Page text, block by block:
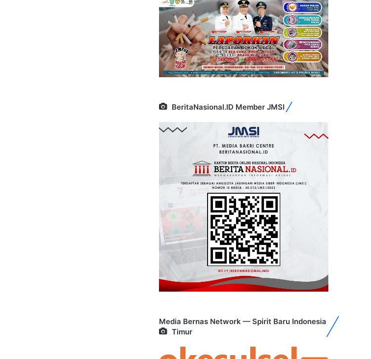
BeritaNasional.ID Member JMSI
Media Bernas Network — Spirit Baru Indonesia
Timur